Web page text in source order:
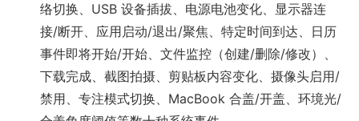
络切换、USB 设备插拔、电源电池变化、显示器连
接/断开、应用启动/退出/聚焦、特定时间到达、日历
事件即将开始/开始、文件监控（创建/删除/修改）、
下载完成、截图拍摄、剪贴板内容变化、摄像头启用/
禁用、专注模式切换、MacBook 合盖/开盖、环境光/